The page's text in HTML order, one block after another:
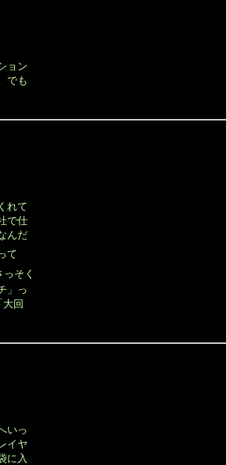
ョン
でも
れて
で仕
んだ
て
そく
」っ
大回
いっ
イヤ
に入